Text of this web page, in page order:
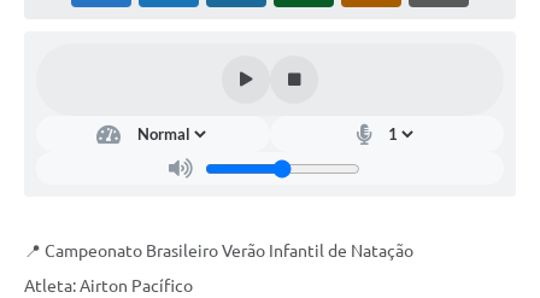
📍 Campeonato Brasileiro Verão Infantil de Natação
Atleta: Airton Pacífico